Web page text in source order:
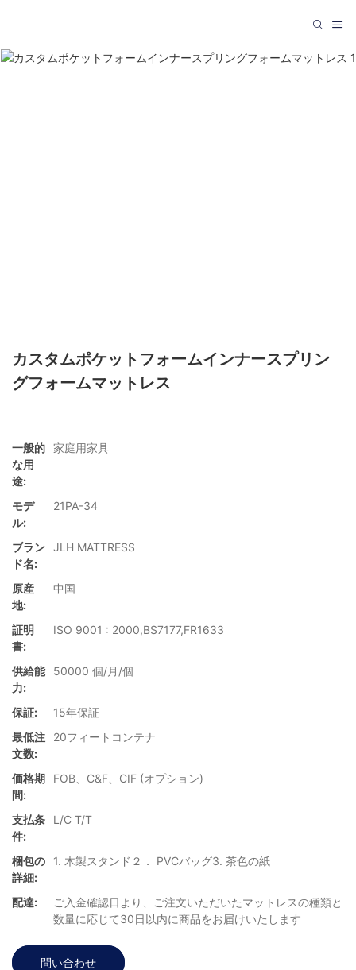
カスタムポケットフォームインナースプリン
グフォームマットレス
一般的
な用
途:
家庭用家具
モデ
ル:
21PA-34
ブラン
ド名:
JLH MATTRESS
原産
地:
中国
証明
書:
ISO 9001 : 2000,BS7177,FR1633
供給能
力:
50000 個/月/個
保証:
15年保証
最低注
文数:
20フィートコンテナ
価格期
間:
FOB、C&F、CIF (オプション)
支払条
件:
L/C T/T
梱包の
詳細:
1. 木製スタンド２． PVCバッグ3. 茶色の紙
配達:
ご入金確認日より、ご注文いただいたマットレスの種類と
数量に応じて30日以内に商品をお届けいたします
問い合わせ